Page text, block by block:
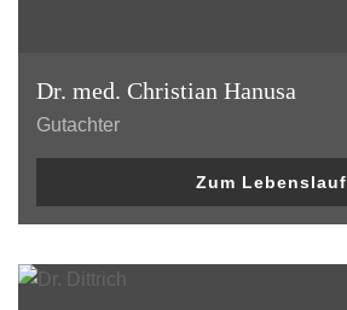
Dr. med. Christian Hanusa
Gutachter
Zum Lebenslauf